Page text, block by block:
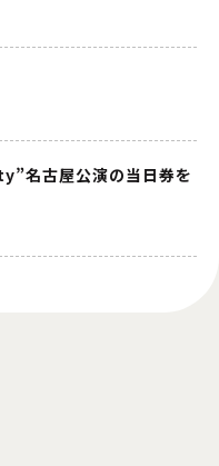
名古屋公演の当日券を